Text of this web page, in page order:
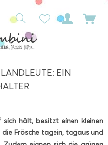
EIN
hält, besitzt einen kleinen
die Frösche tagein, tagaus und